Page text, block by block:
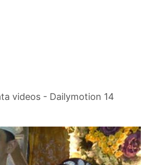
videos - Dailymotion 14